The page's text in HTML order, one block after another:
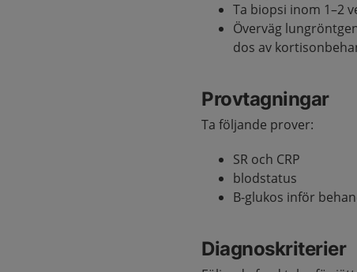
Ta biopsi inom 1–2
Överväg
dos av
Provtagningar
Ta följande prover:
SR och CRP
blodstatus
B-glukos inför
Diagnoskriterier